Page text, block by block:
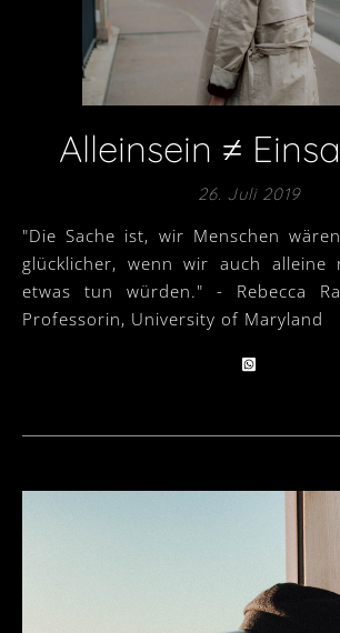
Alleinsein ≠
26. Juli 2019
"Die Sache ist, wir Menschen wären wahrscheinlich
glücklicher, wenn wir auch alleine
etwas tun würden." - Rebecca
Professorin, University of Maryland